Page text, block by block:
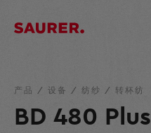
产品 / 设备 / 纺纱 / 转杯纺
BD 480 Plus